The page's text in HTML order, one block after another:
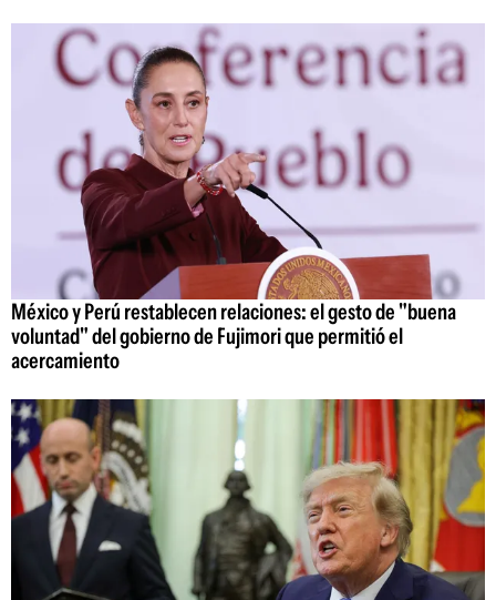
México y Perú restablecen relaciones: el gesto de "buena
voluntad" del gobierno de Fujimori que permitió el
acercamiento